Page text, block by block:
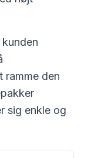
ramme den
sig enkle og